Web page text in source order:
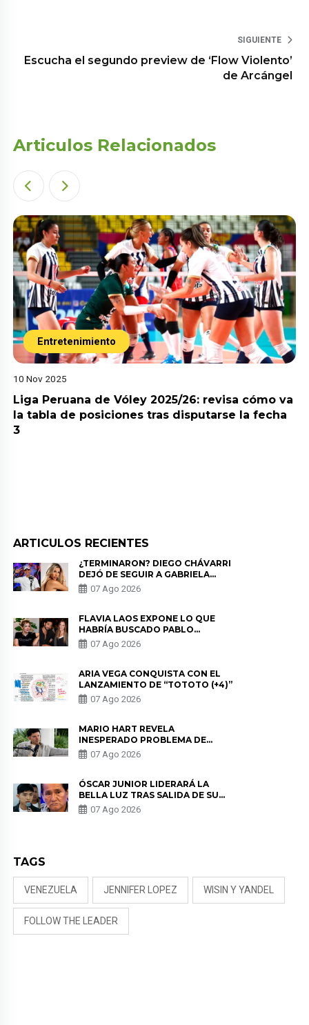
SIGUIENTE
Escucha el segundo preview de ‘Flow Violento’
de Arcángel
Articulos Relacionados
Entretenimiento
10 Nov 2025
Liga Peruana de Vóley 2025/26: revisa cómo va
la tabla de posiciones tras disputarse la fecha
3
ARTICULOS RECIENTES
¿TERMINARON? DIEGO CHÁVARRI
DEJÓ DE SEGUIR A GABRIELA
HERRERA Y ANUNCIA SU SALIDA
DE PÓDCAST
07 Ago 2026
FLAVIA LAOS EXPONE LO QUE
HABRÍA BUSCADO PABLO
HEREDIA CON ALE FULLER: “UNA
DE LAS PARTES QUERÍA EL
07 Ago 2026
ARIA VEGA CONQUISTA CON EL
LANZAMIENTO DE “TOTOTO (+4)”
07 Ago 2026
MARIO HART REVELA
INESPERADO PROBLEMA DE
SALUD ANTES DE SEPARARSE DE
KORINA: “ME ENCONTRARON UN
07 Ago 2026
ÓSCAR JUNIOR LIDERARÁ LA
BELLA LUZ TRAS SALIDA DE SU
PADRE POR POLÉMICA CON
NALDY SALDAÑA
07 Ago 2026
TAGS
VENEZUELA JENNIFER LOPEZ WISIN Y YANDEL
FOLLOW THE LEADER